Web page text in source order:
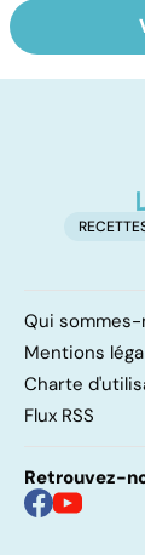
Tout
les
Qui sommes-
Mentions
Charte
Flux RSS
Retrouvez-